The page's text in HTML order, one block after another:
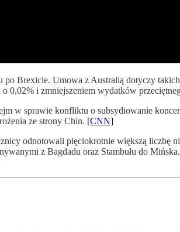
po Brexicie. Umowa z Australią dotyczy
0,02% i zmniejszeniem wydatków
w sprawie konfliktu o subsydiowanie
ze strony Chin. [CNN]
odnotowali pięciokrotnie większą liczbę
z Bagdadu oraz Stambułu do